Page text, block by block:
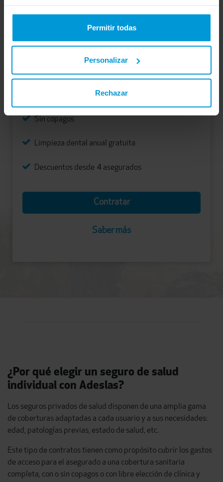
Permitir todas
Personalizar
Rechazar
Adeslas Extra Reembolso
Desde 90 €/mes
HASTA 3 MESES GRATIS
Libre elección de médico con reembolso de gastos
Sin copagos
Limpieza dental anual gratuita
Descuentos desde 4 asegurados
Contratar
Saber más
¿Por qué elegir un seguro de salud
individual con Adeslas?
Los seguros privados de salud disponen de una amplia gama
de coberturas adaptadas a cada usuario y a sus necesidades:
edad, patologías previas, estado de salud, etc.
Este tipo de contratos tienen como propósito cubrir los gastos
de acceso para el asegurado a una cobertura sanitaria
completa, con o sin copagos o con libre elección de clínica y